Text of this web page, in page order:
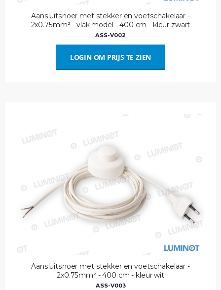
Aansluitsnoer met stekker en voetschakelaar -
2x0.75mm² - vlak model - 400 cm - kleur zwart
ASS-V002
LOGIN OM PRIJS TE ZIEN
Aansluitsnoer met stekker en voetschakelaar -
2x0.75mm² - 400 cm - kleur wit
ASS-V003